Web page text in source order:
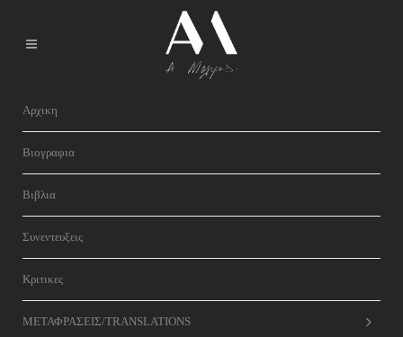
Αρχικη
Βιογραφια
Βιβλια
Συνεντευξεις
Κριτικες
ΜΕΤΑΦΡΑΣΕΙΣ/TRANSLATIONS